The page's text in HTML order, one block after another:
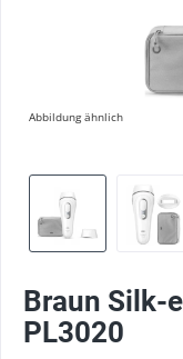
Abbildung ähnlich
Braun Silk-
PL3020